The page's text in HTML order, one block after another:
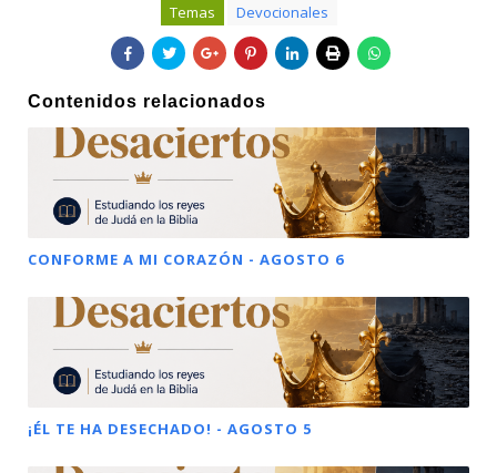
Temas Devocionales
Contenidos relacionados
CONFORME A MI CORAZÓN - AGOSTO 6
¡ÉL TE HA DESECHADO! - AGOSTO 5